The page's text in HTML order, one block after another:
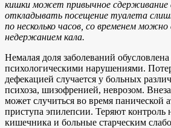
кишки может привычное сдерживание
откладывать посещение туалета
по несколько часов, со временем
недержанием кала.
Немалая доля заболеваний
психологическими нарушениями.
дефекацией случается у больных
психоза, шизофренией, неврозом.
может случиться во время панической
приступа эпилепсии. Теряют
кишечника и больные старческим